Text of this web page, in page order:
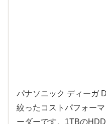
パナソニック ディーガ
絞ったコストパフォー
ーダーです。1TBの